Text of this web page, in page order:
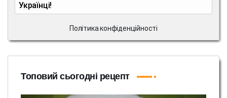
Українці!
Політика конфіденційності
Топовий сьогодні рецепт